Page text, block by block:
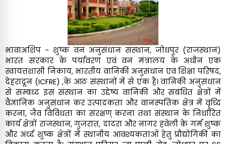
राजस्थान में खेजरी समुदाय की मृत्यु दर पर एक दिवसीय
विचार-विमर्श संगोष्ठी
( 0.03 MB) अद्यतन: 28 April 2025
भावाअशिप - शुष्क वन अनुसंधान संस्थान, जोधपुर (राजस्थान)
भारत सरकार के पर्यावरण एवं वन मंत्रालय के अधीन एक
स्वायत्तशासी निकाय, भारतीय वानिकी अनुसंधान एवं शिक्षा परिषद,
देहरादून (ICFRE) ,के आठ संस्थानों में से एक है। वानिकी अनुसंधान
से सम्बध्द इस संस्थान का उद्देष्य वानिकी और संबंधित क्षेत्रों में
वैज्ञानिक अनुसंधान कर उत्पादकता और वानस्पतिक क्षेत्र में वृध्दि
करना, जैव विविधता का संरक्षण् करना तथा संस्थान के निर्धारित
कार्य क्षेत्रों राजस्थान, गुजरात, दादरा और नागर हवेली के गर्म शुष्क
और अर्ध्द शुष्क क्षेत्रों में स्थानीय आवश्यकताओं हेतु प्रौद्योगिकी का